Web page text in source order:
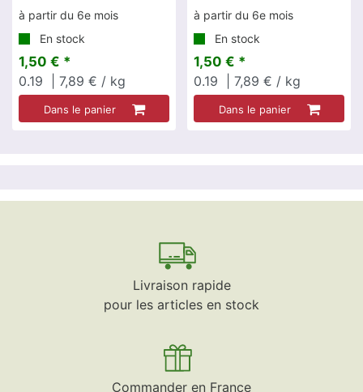
à partir du 6e mois
En stock
1,50 € *
0.19
| 7,89 € / kg
Dans le panier
à partir du 6e mois
En stock
1,50 € *
0.19
| 7,89 € / kg
Dans le panier
Livraison rapide
pour les articles en stock
Commander en France